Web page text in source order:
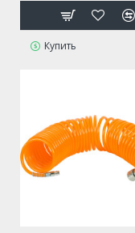
Купить